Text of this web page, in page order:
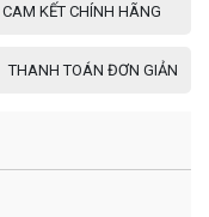
CAM KẾT CHÍNH HÃNG
THANH TOÁN ĐƠN GIẢN